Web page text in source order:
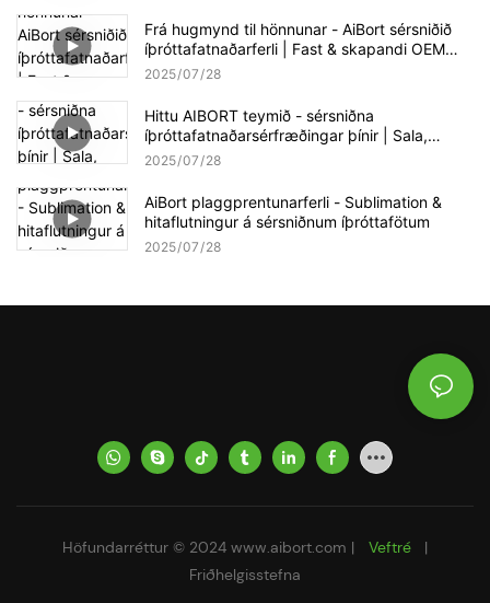
Frá hugmynd til hönnunar - AiBort sérsniðið
íþróttafatnaðarferli | Fast & skapandi OEM
þjónusta
2025 07 28
Hittu AIBORT teymið - sérsniðna
íþróttafatnaðarsérfræðingar þínir | Sala,
hönnun & framleiðslustuðningur
2025 07 28
AiBort plaggprentunarferli - Sublimation &
hitaflutningur á sérsniðnum íþróttafötum
2025 07 28
Höfundarréttur © 2024 www.aibort.com | Veftré
|
Friðhelgisstefna